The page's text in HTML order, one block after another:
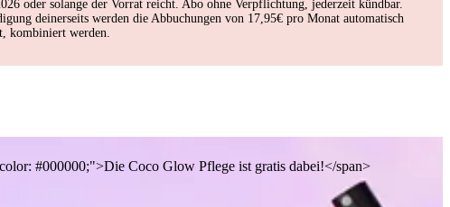
oder solange der Vorrat reicht. Abo ohne Verpflichtung, jederzeit kündbar.
deinerseits werden die Abbuchungen von 17,95€ pro Monat automatisch
kombiniert werden.